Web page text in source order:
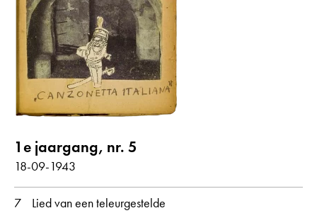
alle weergeven
Gedichten met audiobijdrage
jaar
alle september
1e jaargang, nr. 5
18-09-1943
7 Lied van een teleurgestelde